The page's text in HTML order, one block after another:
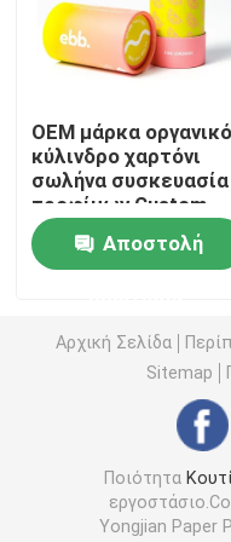
Κουτί από χαρτόνι
Κουτί
πτυσσόμενο
Συσκευάζοντας
Κουτί συσκευασίας
Ζαρωμένο κουτί
OEM μάρκα οργανικό
κύλινδρο χαρτόνι
σωλήνα συσκευασία
τροφίμων Custom
χαλαρή τσαγιέρα
στρογγυλή
συσκευασία χαρτιού
Αποστολή
Αρχική Σελίδα
Sitemap
Ποιότητα
Yongjian Paper